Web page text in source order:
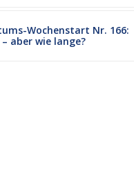
Wochenstart Nr. 166:
aber wie lange?